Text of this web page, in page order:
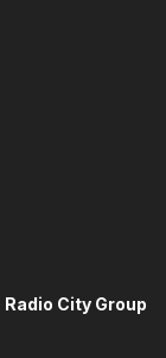
Radio City Group